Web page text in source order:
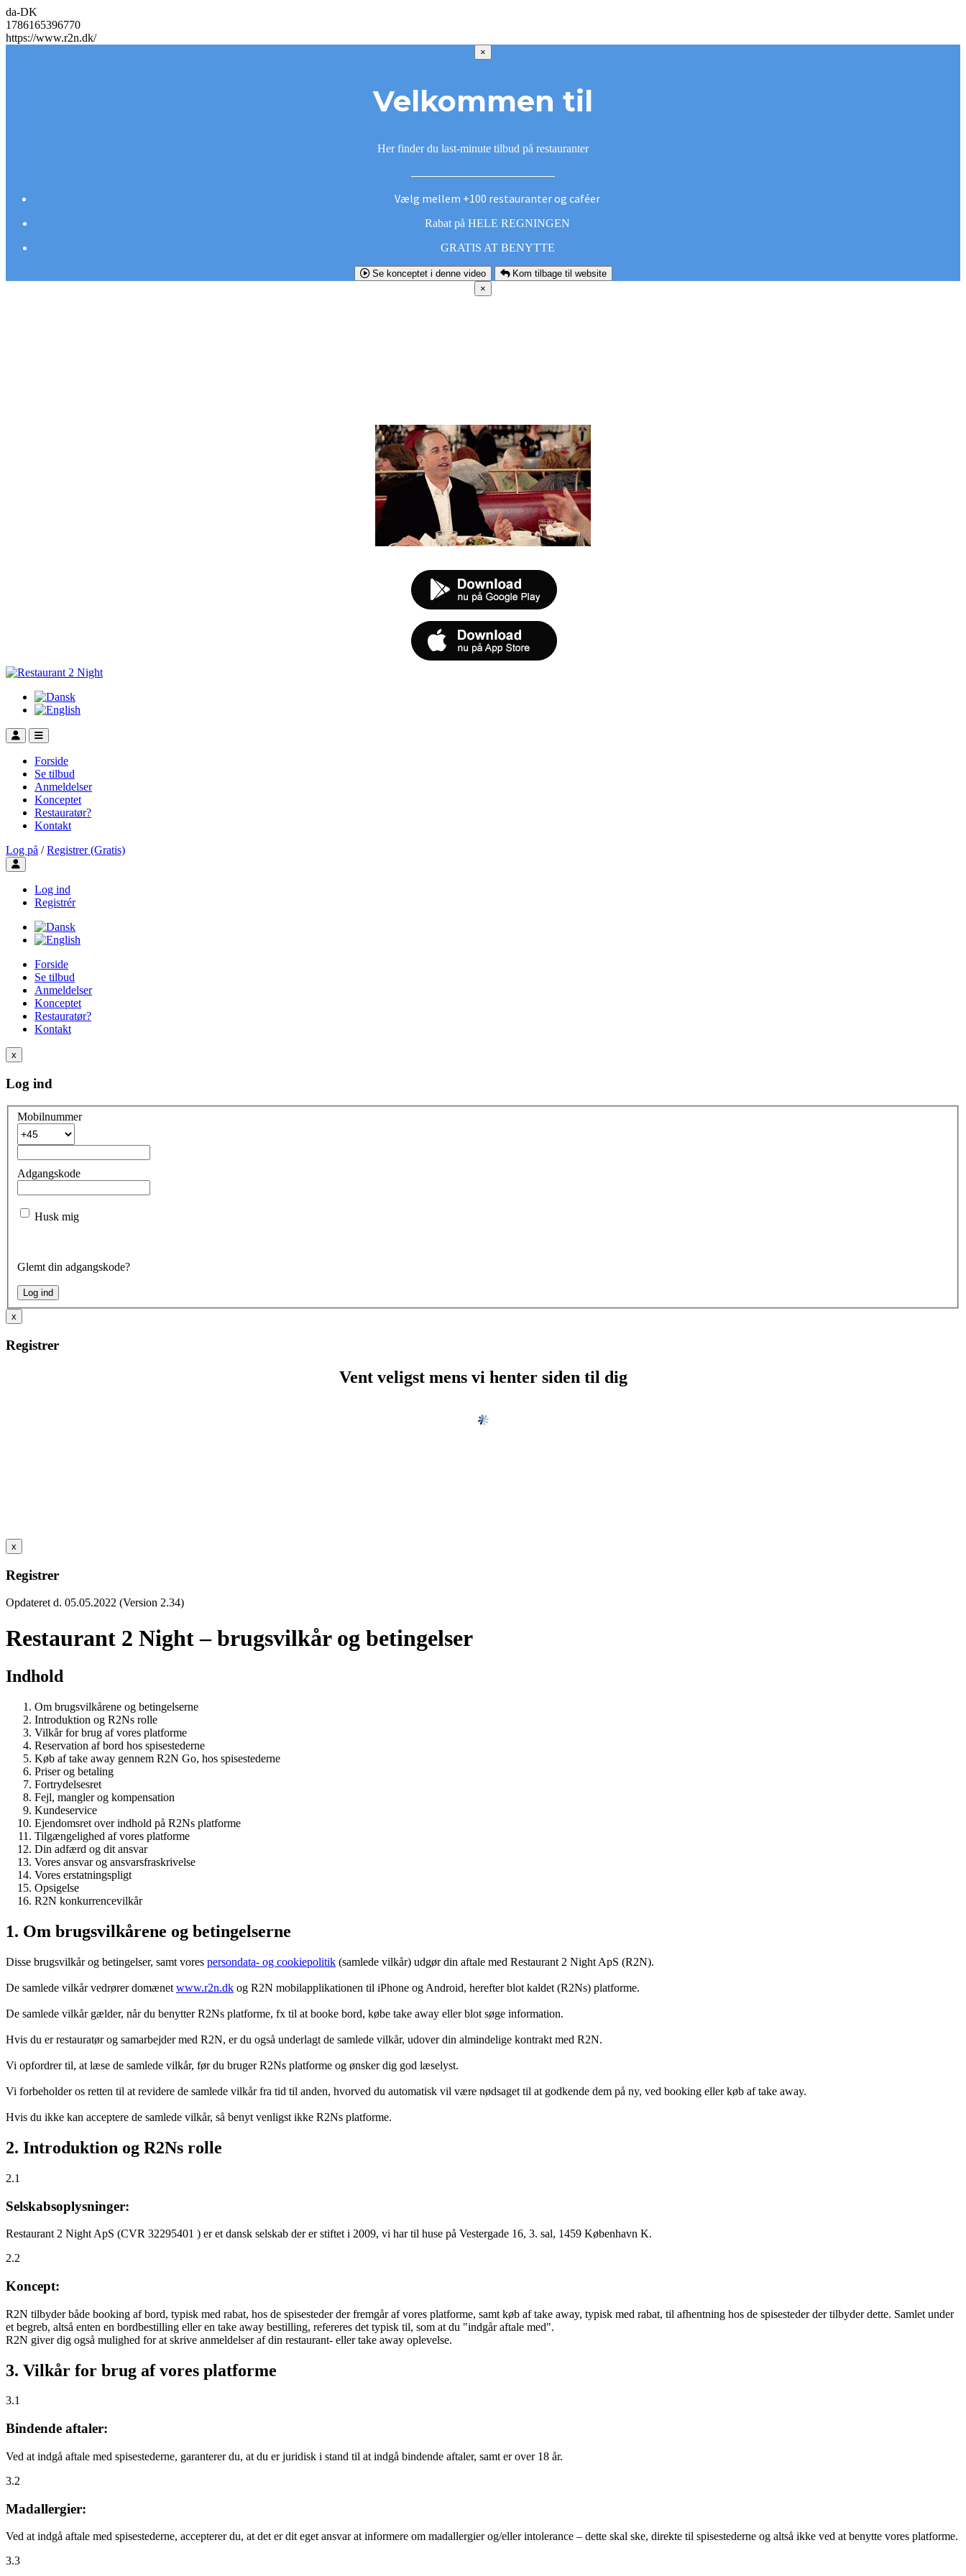
da-DK
1786165396770
https://www.r2n.dk/
×
Velkommen til
Her finder du last-minute tilbud på restauranter
Vælg mellem +100 restauranter og caféer
Rabat på HELE REGNINGEN
GRATIS AT BENYTTE
Se konceptet i denne video
Kom tilbage til website
×
Forside
Se tilbud
Anmeldelser
Konceptet
Restauratør?
Kontakt
Log på / Registrer (Gratis)
Toggle user menu
Log ind
Registrér
Forside
Se tilbud
Anmeldelser
Konceptet
Restauratør?
Kontakt
x
Log ind
Mobilnummer
Adgangskode
Husk mig
Glemt din adgangskode?
x
Registrer
Vent veligst mens vi henter siden til dig
x
Registrer
Opdateret d. 05.05.2022 (Version 2.34)
Restaurant 2 Night – brugsvilkår og betingelser
Indhold
Om brugsvilkårene og betingelserne
Introduktion og R2Ns rolle
Vilkår for brug af vores platforme
Reservation af bord hos spisestederne
Køb af take away gennem R2N Go, hos spisestederne
Priser og betaling
Fortrydelsesret
Fejl, mangler og kompensation
Kundeservice
Ejendomsret over indhold på R2Ns platforme
Tilgængelighed af vores platforme
Din adfærd og dit ansvar
Vores ansvar og ansvarsfraskrivelse
Vores erstatningspligt
Opsigelse
R2N konkurrencevilkår
1. Om brugsvilkårene og betingelserne
Disse brugsvilkår og betingelser, samt vores persondata- og cookiepolitik (samlede vilkår) udgør din aftale med Restaurant 2 Night ApS (R2N).
De samlede vilkår vedrører domænet www.r2n.dk og R2N mobilapplikationen til iPhone og Android, herefter blot kaldet (R2Ns) platforme.
De samlede vilkår gælder, når du benytter R2Ns platforme, fx til at booke bord, købe take away eller blot søge information.
Hvis du er restauratør og samarbejder med R2N, er du også underlagt de samlede vilkår, udover din almindelige kontrakt med R2N.
Vi opfordrer til, at læse de samlede vilkår, før du bruger R2Ns platforme og ønsker dig god læselyst.
Vi forbeholder os retten til at revidere de samlede vilkår fra tid til anden, hvorved du automatisk vil være nødsaget til at godkende dem på ny, ved booking eller køb af take away.
Hvis du ikke kan acceptere de samlede vilkår, så benyt venligst ikke R2Ns platforme.
2. Introduktion og R2Ns rolle
2.1
Selskabsoplysninger:
Restaurant 2 Night ApS (CVR 32295401 ) er et dansk selskab der er stiftet i 2009, vi har til huse på Vestergade 16, 3. sal, 1459 København K.
2.2
Koncept:
R2N tilbyder både booking af bord, typisk med rabat, hos de spisesteder der fremgår af vores platforme, samt køb af take away, typisk med rabat, til afhentning hos de spisesteder der tilbyder dette. Samlet under
et begreb, altså enten en bordbestilling eller en take away bestilling, refereres det typisk til, som at du "indgår aftale med".
R2N giver dig også mulighed for at skrive anmeldelser af din restaurant- eller take away oplevelse.
3. Vilkår for brug af vores platforme
3.1
Bindende aftaler:
Ved at indgå aftale med spisestederne, garanterer du, at du er juridisk i stand til at indgå bindende aftaler, samt er over 18 år.
3.2
Madallergier:
Ved at indgå aftale med spisestederne, accepterer du, at det er dit eget ansvar at informere om madallergier og/eller intolerance – dette skal ske, direkte til spisestederne og altså ikke ved at benytte vores platforme.
3.3